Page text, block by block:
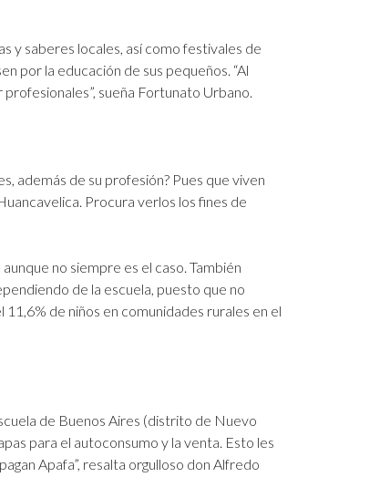
y saberes locales, así como festivales de
por la educación de sus pequeños. “Al
sueña Fortunato Urbano.
además de su profesión? Pues que viven
Procura verlos los fines de
no siempre es el caso. También
de la escuela, puesto que no
de niños en comunidades rurales en el
de Buenos Aires (distrito de Nuevo
para el autoconsumo y la venta. Esto les
Apafa”, resalta orgulloso don Alfredo